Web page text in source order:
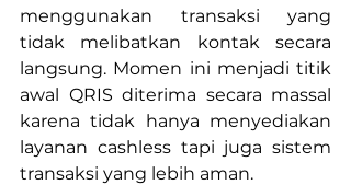
menggunakan transaksi yang
tidak melibatkan kontak secara
langsung. Momen ini menjadi titik
awal QRIS diterima secara massal
karena tidak hanya menyediakan
layanan cashless tapi juga sistem
transaksi yang lebih aman.